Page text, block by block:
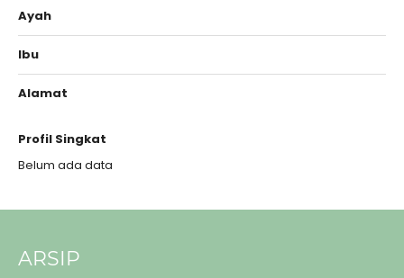
Ayah
Ibu
Alamat
Profil Singkat
Belum ada data
ARSIP